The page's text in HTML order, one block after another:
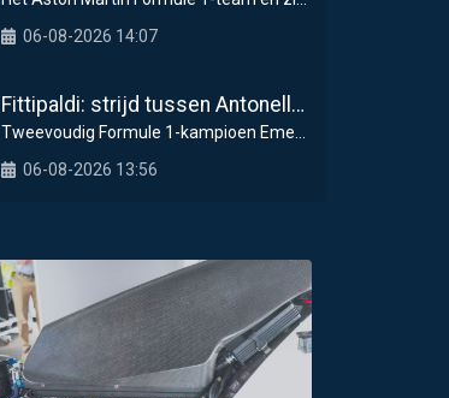
06-08-2026 14:07
Fittipaldi: strijd tussen Antonelli en Russell is goed voor F1
06-08-2026 13:56